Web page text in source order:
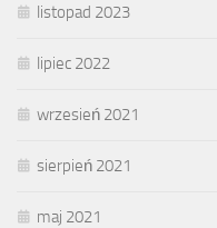
listopad 2023
lipiec 2022
wrzesień 2021
sierpień 2021
maj 2021